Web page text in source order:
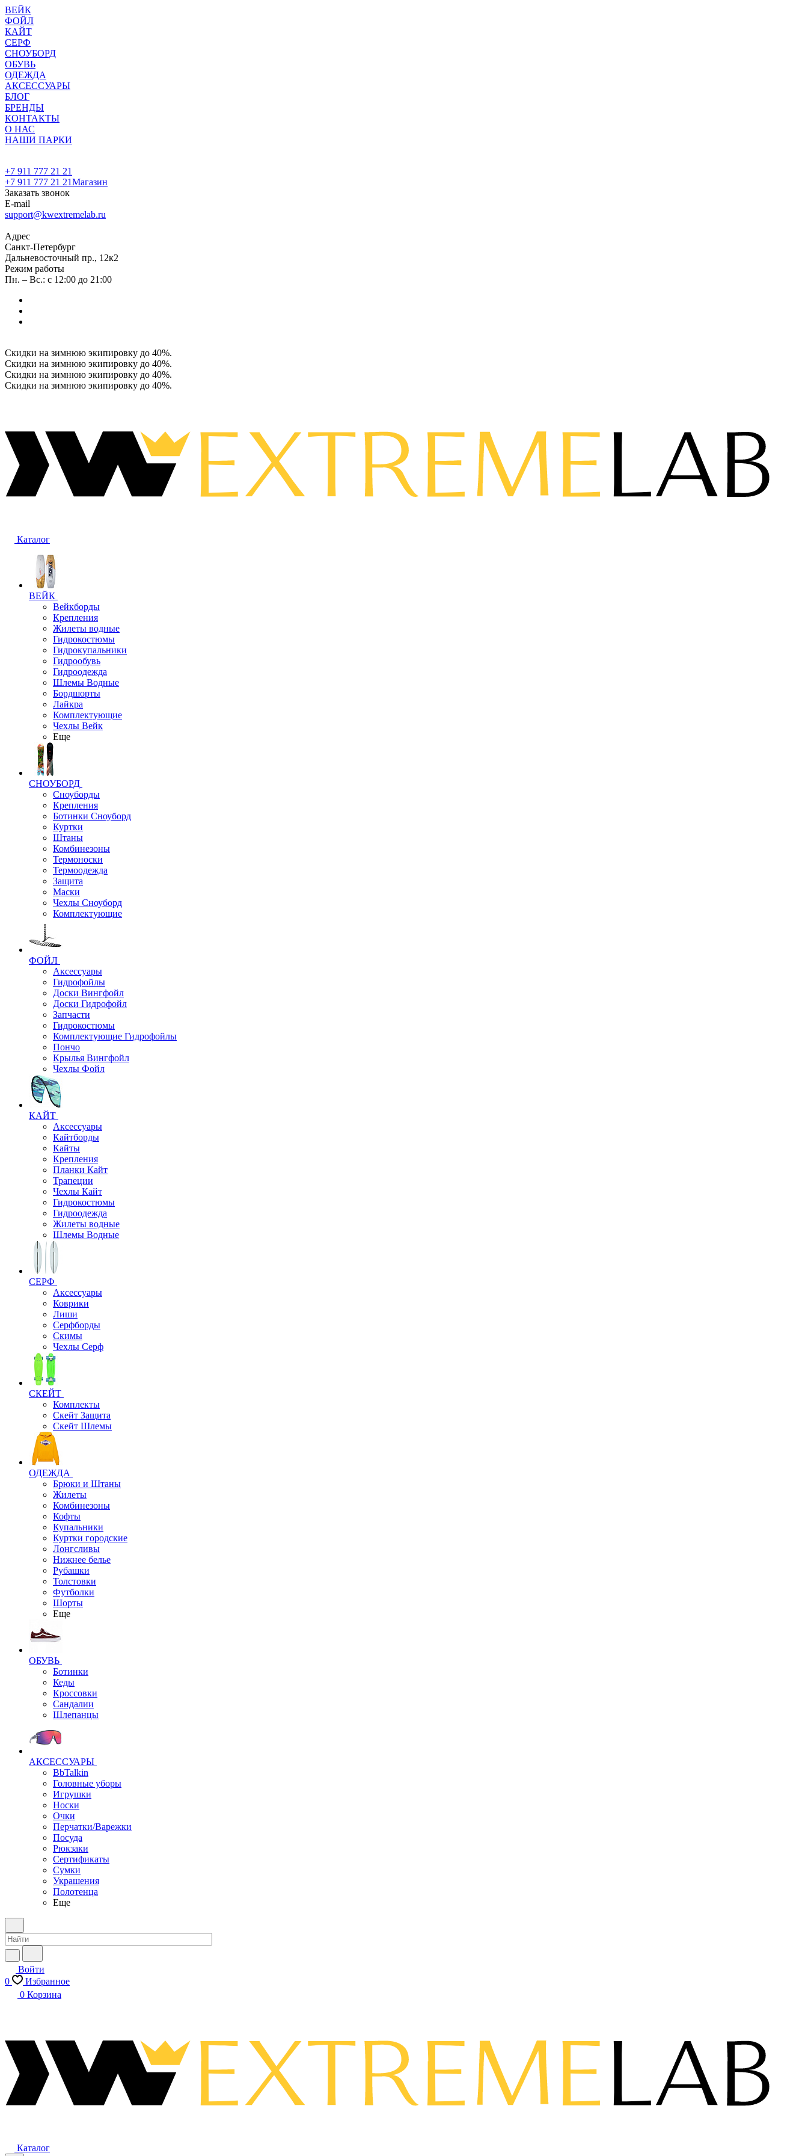
ВЕЙК
ФОЙЛ
КАЙТ
СЕРФ
СНОУБОРД
ОБУВЬ
ОДЕЖДА
АКСЕССУАРЫ
БЛОГ
БРЕНДЫ
КОНТАКТЫ
О НАС
НАШИ ПАРКИ
+7 911 777 21 21
+7 911 777 21 21Магазин
Заказать звонок
E-mail
support@kwextremelab.ru
Адрес
Санкт-Петербург
Дальневосточный пр., 12к2
Режим работы
Пн. – Вс.: с 12:00 до 21:00
Скидки на зимнюю экипировку до 40%.
Скидки на зимнюю экипировку до 40%.
Скидки на зимнюю экипировку до 40%.
Скидки на зимнюю экипировку до 40%.
Каталог
ВЕЙК
Вейкборды
Крепления
Жилеты водные
Гидрокостюмы
Гидрокупальники
Гидрообувь
Гидроодежда
Шлемы Водные
Бордшорты
Лайкра
Комплектующие
Чехлы Вейк
Еще
СНОУБОРД
Сноуборды
Крепления
Ботинки Сноуборд
Куртки
Штаны
Комбинезоны
Термоноски
Термоодежда
Защита
Маски
Чехлы Сноуборд
Комплектующие
ФОЙЛ
Аксессуары
Гидрофойлы
Доски Вингфойл
Доски Гидрофойл
Запчасти
Гидрокостюмы
Комплектующие Гидрофойлы
Пончо
Крылья Вингфойл
Чехлы Фойл
КАЙТ
Аксессуары
Кайтборды
Кайты
Крепления
Планки Кайт
Трапеции
Чехлы Кайт
Гидрокостюмы
Гидроодежда
Жилеты водные
Шлемы Водные
СЕРФ
Аксессуары
Коврики
Лиши
Серфборды
Скимы
Чехлы Cерф
СКЕЙТ
Комплекты
Скейт Защита
Скейт Шлемы
ОДЕЖДА
Брюки и Штаны
Жилеты
Комбинезоны
Кофты
Купальники
Куртки городские
Лонгсливы
Нижнее белье
Рубашки
Толстовки
Футболки
Шорты
Еще
ОБУВЬ
Ботинки
Кеды
Кроссовки
Сандалии
Шлепанцы
АКСЕССУАРЫ
BbTalkin
Головные уборы
Игрушки
Носки
Очки
Перчатки/Варежки
Посуда
Рюкзаки
Сертификаты
Сумки
Украшения
Полотенца
Еще
Войти
0
Избранное
0 Корзина
Каталог